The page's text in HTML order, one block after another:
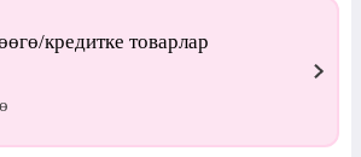
кредитке товарлар